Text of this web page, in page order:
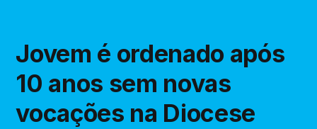
Jovem é ordenado após
10 anos sem novas
vocações na Diocese